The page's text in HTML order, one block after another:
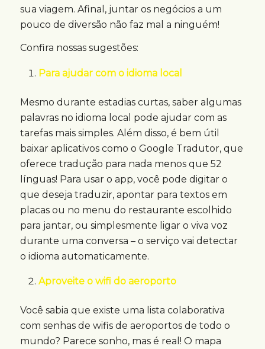
sua viagem. Afinal, juntar os negócios a um
pouco de diversão não faz mal a ninguém!
Confira nossas sugestões:
Para ajudar com o idioma local
Mesmo durante estadias curtas, saber algumas
palavras no idioma local pode ajudar com as
tarefas mais simples. Além disso, é bem útil
baixar aplicativos como o Google Tradutor, que
oferece tradução para nada menos que 52
línguas! Para usar o app, você pode digitar o
que deseja traduzir, apontar para textos em
placas ou no menu do restaurante escolhido
para jantar, ou simplesmente ligar o viva voz
durante uma conversa – o serviço vai detectar
o idioma automaticamente.
Aproveite o wifi do aeroporto
Você sabia que existe uma lista colaborativa
com senhas de wifis de aeroportos de todo o
mundo? Parece sonho, mas é real! O mapa